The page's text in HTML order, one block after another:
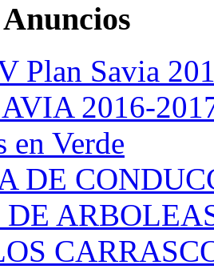
Plan Savia
2016-
en Verde
DE
DE